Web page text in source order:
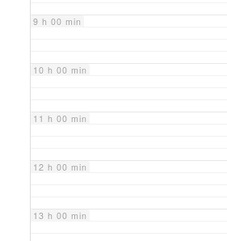
9 h 00 min
10 h 00 min
11 h 00 min
12 h 00 min
13 h 00 min